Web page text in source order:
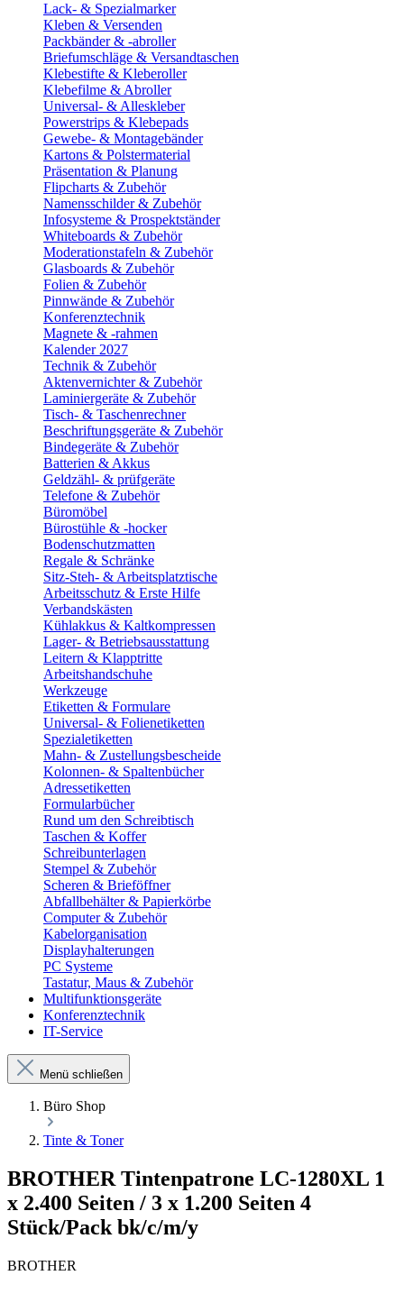
Lack- & Spezialmarker
Kleben & Versenden
Packbänder & -abroller
Briefumschläge & Versandtaschen
Klebestifte & Kleberoller
Klebefilme & Abroller
Universal- & Alleskleber
Powerstrips & Klebepads
Gewebe- & Montagebänder
Kartons & Polstermaterial
Präsentation & Planung
Flipcharts & Zubehör
Namensschilder & Zubehör
Infosysteme & Prospektständer
Whiteboards & Zubehör
Moderationstafeln & Zubehör
Glasboards & Zubehör
Folien & Zubehör
Pinnwände & Zubehör
Konferenztechnik
Magnete & -rahmen
Kalender 2027
Technik & Zubehör
Aktenvernichter & Zubehör
Laminiergeräte & Zubehör
Tisch- & Taschenrechner
Beschriftungsgeräte & Zubehör
Bindegeräte & Zubehör
Batterien & Akkus
Geldzähl- & prüfgeräte
Telefone & Zubehör
Büromöbel
Bürostühle & -hocker
Bodenschutzmatten
Regale & Schränke
Sitz-Steh- & Arbeitsplatztische
Arbeitsschutz & Erste Hilfe
Verbandskästen
Kühlakkus & Kaltkompressen
Lager- & Betriebsausstattung
Leitern & Klapptritte
Arbeitshandschuhe
Werkzeuge
Etiketten & Formulare
Universal- & Folienetiketten
Spezialetiketten
Mahn- & Zustellungsbescheide
Kolonnen- & Spaltenbücher
Adressetiketten
Formularbücher
Rund um den Schreibtisch
Taschen & Koffer
Schreibunterlagen
Stempel & Zubehör
Scheren & Brieföffner
Abfallbehälter & Papierkörbe
Computer & Zubehör
Kabelorganisation
Displayhalterungen
PC Systeme
Tastatur, Maus & Zubehör
Multifunktionsgeräte
Konferenztechnik
IT-Service
Menü schließen
Büro Shop
Tinte & Toner
BROTHER Tintenpatrone LC-1280XL 1
x 2.400 Seiten / 3 x 1.200 Seiten 4
Stück/Pack bk/c/m/y
BROTHER